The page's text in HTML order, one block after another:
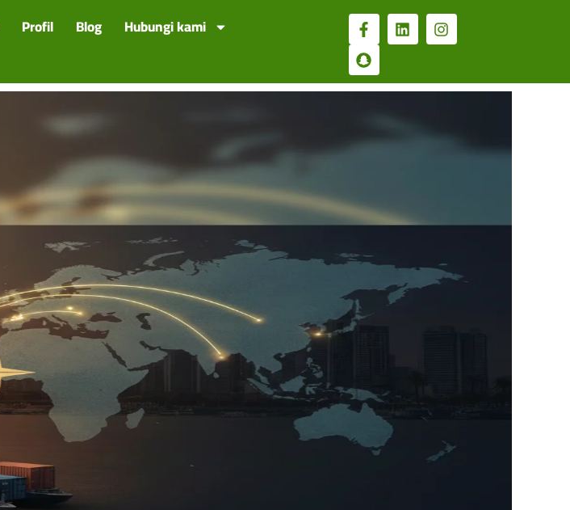
Profil Blog Hubungi kami